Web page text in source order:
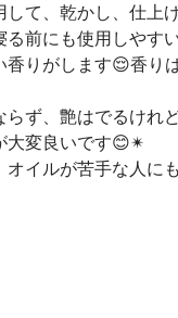
て、乾かし、仕上
前にも使用しやす
りがします😌香り
ず、艶はでるけれ
大変良いです😊✴
イルが苦手な人に